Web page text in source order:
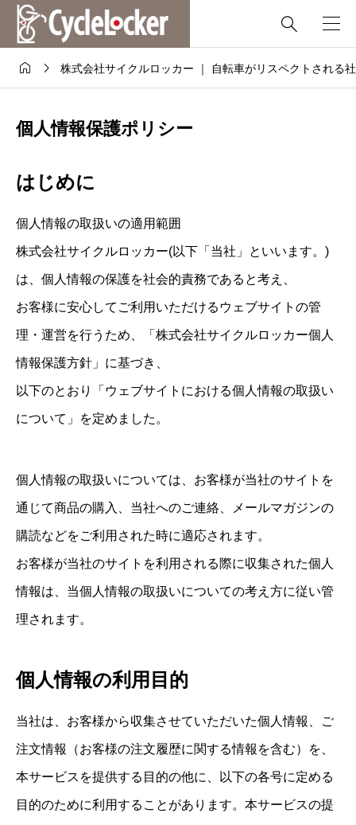

  株式会社サイクルロッカー ｜ 自転車がリスペクトされる
個人情報保護ポリシー
はじめに
個人情報の取扱いの適用範囲
株式会社サイクルロッカー(以下「当社」といいます。)
は、個人情報の保護を社会的責務であると考え、
お客様に安心してご利用いただけるウェブサイトの管
理・運営を行うため、「株式会社サイクルロッカー個人
情報保護方針」に基づき、
以下のとおり「ウェブサイトにおける個人情報の取扱い
について」を定めました。
個人情報の取扱いについては、お客様が当社のサイトを
通じて商品の購入、当社へのご連絡、メールマガジンの
購読などをご利用された時に適応されます。
お客様が当社のサイトを利用される際に収集された個人
情報は、当個人情報の取扱いについての考え方に従い管
理されます。
個人情報の利用目的
当社は、お客様から収集させていただいた個人情報、ご
注文情報（お客様の注文履歴に関する情報を含む）を、
本サービスを提供する目的の他に、以下の各号に定める
目的のために利用することがあります。本サービスの提